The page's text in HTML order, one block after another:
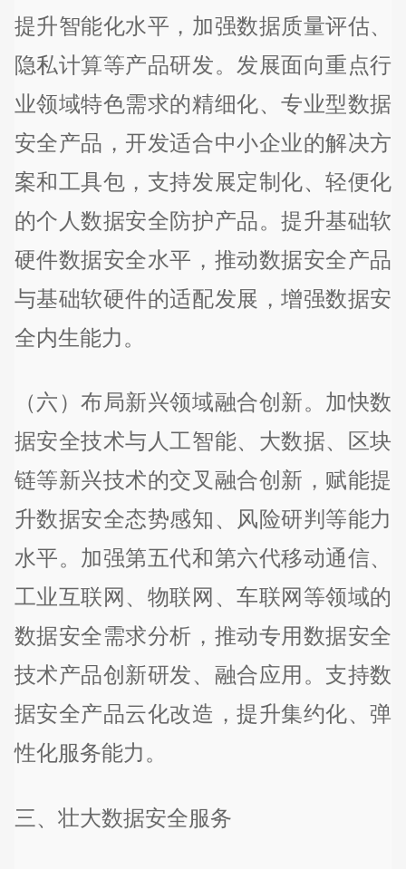
提升智能化水平，加强数据质量评估、
隐私计算等产品研发。发展面向重点行
业领域特色需求的精细化、专业型数据
安全产品，开发适合中小企业的解决方
案和工具包，支持发展定制化、轻便化
的个人数据安全防护产品。提升基础软
硬件数据安全水平，推动数据安全产品
与基础软硬件的适配发展，增强数据安
全内生能力。
（六）布局新兴领域融合创新。加快数
据安全技术与人工智能、大数据、区块
链等新兴技术的交叉融合创新，赋能提
升数据安全态势感知、风险研判等能力
水平。加强第五代和第六代移动通信、
工业互联网、物联网、车联网等领域的
数据安全需求分析，推动专用数据安全
技术产品创新研发、融合应用。支持数
据安全产品云化改造，提升集约化、弹
性化服务能力。
三、壮大数据安全服务